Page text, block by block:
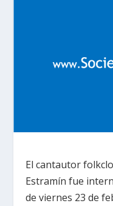
El cantautor
Estramín fue
de viernes 23 de